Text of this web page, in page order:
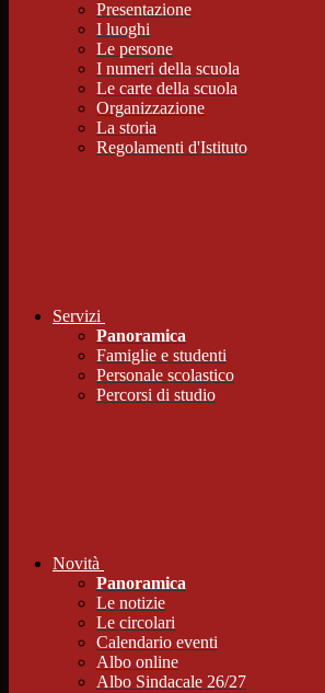
Presentazione
I luoghi
Le persone
I numeri della scuola
Le carte della scuola
Organizzazione
La storia
Regolamenti d'Istituto
Servizi
Panoramica
Famiglie e studenti
Personale scolastico
Percorsi di studio
Novità
Panoramica
Le notizie
Le circolari
Calendario eventi
Albo online
Albo Sindacale 26/27